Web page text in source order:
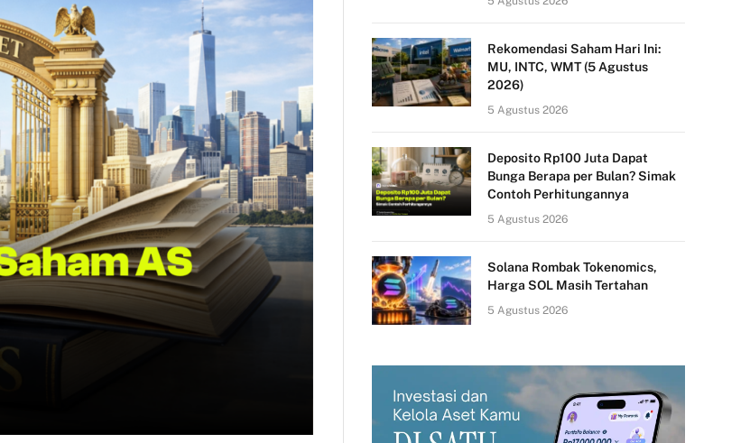
Rekomendasi Saham Hari Ini:
MU, INTC, WMT (5 Agustus
2026)
5 Agustus 2026
Deposito Rp100 Juta Dapat
Bunga Berapa per Bulan? Simak
Contoh Perhitungannya
5 Agustus 2026
Solana Rombak Tokenomics,
Harga SOL Masih Tertahan
5 Agustus 2026